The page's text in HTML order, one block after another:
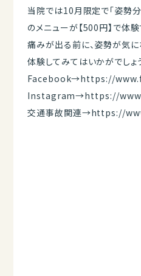
当院では10月限定で「姿勢
のメニューが【500円】で体
痛みが出る前に、姿勢が気
体験してみてはいかがでしょ
Facebook→https://
Instagram→https://
交通事故関連→https://